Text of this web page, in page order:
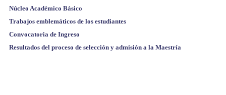
Núcleo Académico Básico
Trabajos emblemáticos de los estudiantes
Convocatoria de Ingreso
Resultados del proceso de selección y admisión a la Maestría